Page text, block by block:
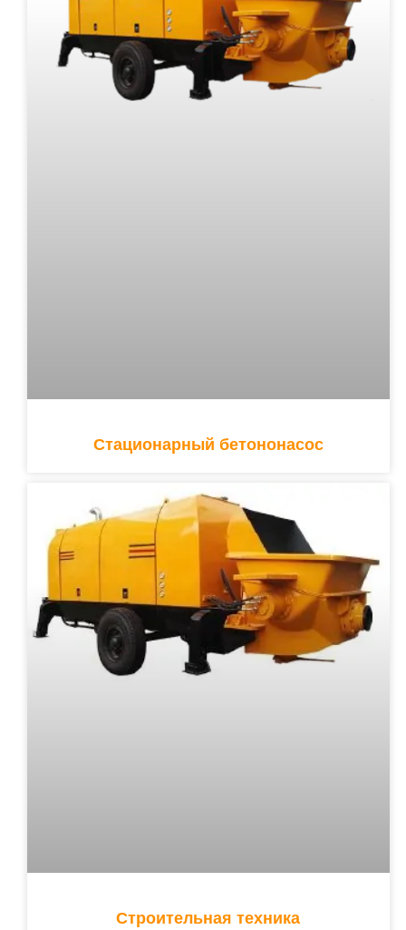
Стационарный бетононасос
Строительная техника